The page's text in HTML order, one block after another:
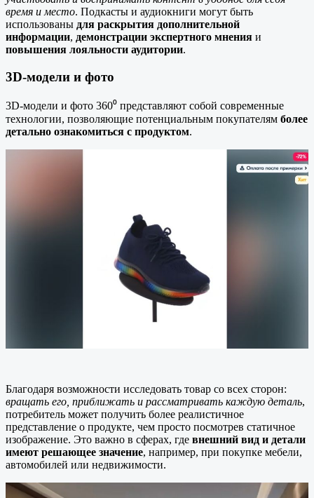
время и место. Подкасты и аудиокниги могут быть
использованы для раскрытия дополнительной
информации, демонстрации экспертного мнения и
повышения лояльности аудитории.
3D-модели и фото
3D-модели и фото 360⁰ представляют собой современные
технологии, позволяющие потенциальным покупателям более
детально ознакомиться с продуктом.
Благодаря возможности исследовать товар со всех сторон:
вращать его, приближать и рассматривать каждую деталь,
потребитель может получить более реалистичное
представление о продукте, чем просто посмотрев статичное
изображение. Это важно в сферах, где внешний вид и детали
имеют решающее значение, например, при покупке мебели,
автомобилей или недвижимости.